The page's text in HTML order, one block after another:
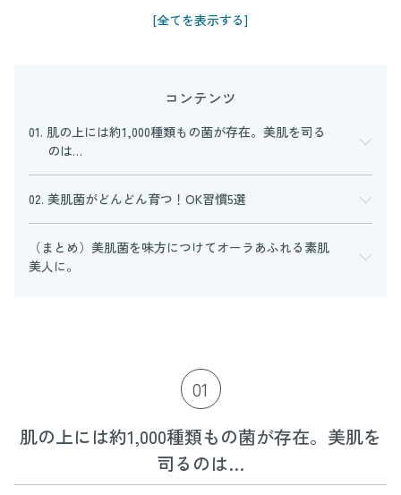
それが、私たちの肌に常在する「美肌菌」です。ここでは美肌菌
[全てを表示する]
コンテンツ
01. 肌の上には約1,000種類もの菌が存在。美肌を司る
のは…
02. 美肌菌がどんどん育つ！OK習慣5選
（まとめ）美肌菌を味方につけてオーラあふれる素肌
美人に。
01
肌の上には約1,000種類もの菌が存在。美肌を
司るのは…